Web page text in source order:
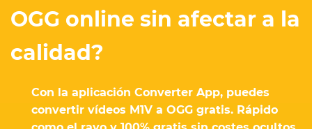
OGG online sin afectar a la
calidad?
Con la aplicación Converter App, puedes
convertir vídeos M1V a OGG gratis. Rápido